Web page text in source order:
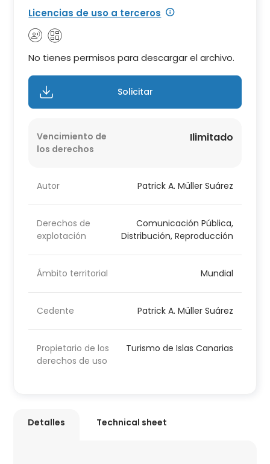
Licencias de uso a terceros
No tienes permisos para descargar el archivo.
Solicitar
Vencimiento de
los derechos
Ilimitado
Autor Patrick A. Müller Suárez
Derechos de
explotación
Comunicación Pública,
Distribución, Reproducción
Ámbito territorial Mundial
Cedente Patrick A. Müller Suárez
Propietario de los
derechos de uso
Turismo de Islas Canarias
Detalles Technical sheet